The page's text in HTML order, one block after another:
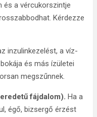
és a vércukorszintje
Kérdezze
inzulinkezelést, a víz-
és más ízületei
megszűnnek.
fájdalom). Ha a
égő, bizsergő érzést